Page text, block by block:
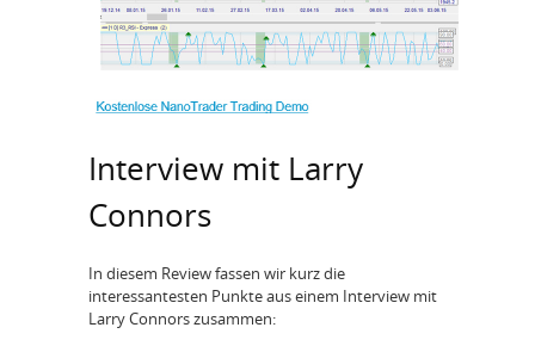
Interview mit Larry
Connors
In diesem Review fassen wir kurz die
interessantesten Punkte aus einem Interview mit
Larry Connors zusammen: